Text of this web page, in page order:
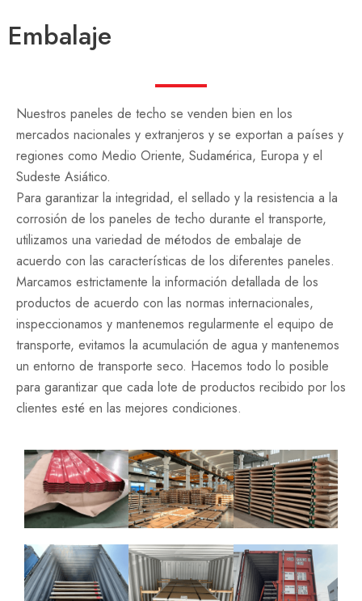
Embalaje
Nuestros paneles de techo se venden bien en los
mercados nacionales y extranjeros y se exportan a países y
regiones como Medio Oriente, Sudamérica, Europa y el
Sudeste Asiático.
Para garantizar la integridad, el sellado y la resistencia a la
corrosión de los paneles de techo durante el transporte,
utilizamos una variedad de métodos de embalaje de
acuerdo con las características de los diferentes paneles.
Marcamos estrictamente la información detallada de los
productos de acuerdo con las normas internacionales,
inspeccionamos y mantenemos regularmente el equipo de
transporte, evitamos la acumulación de agua y mantenemos
un entorno de transporte seco. Hacemos todo lo posible
para garantizar que cada lote de productos recibido por los
clientes esté en las mejores condiciones.